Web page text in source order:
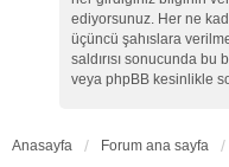
ediyorsunuz. Her ne
üçüncü şahıslara
saldırısı sonucunda bu
veya phpBB kesinlikle
Anasayfa Forum ana sayfa